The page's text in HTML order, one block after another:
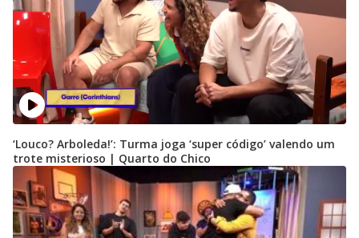
‘Louco? Arboleda!’: Turma joga ‘super código’ valendo um
trote misterioso | Quarto do Chico